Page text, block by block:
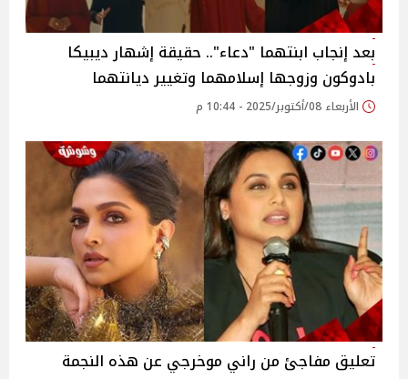
بعد إنجاب ابنتهما "دعاء".. حقيقة إشهار ديبيكا
بادوكون وزوجها إسلامهما وتغيير ديانتهما
الأربعاء 08/أكتوبر/2025 - 10:44 م
تعليق مفاجئ من راني موخرجي عن هذه النجمة